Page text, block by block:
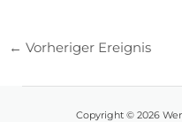
← Vorheriger Ereignis
Copyright © 2026